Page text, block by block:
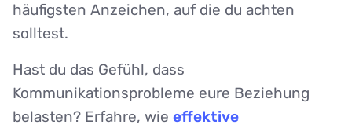
häufigsten Anzeichen, auf die du achten
solltest.
Hast du das Gefühl, dass
Kommunikationsprobleme eure Beziehung
belasten? Erfahre, wie effektive